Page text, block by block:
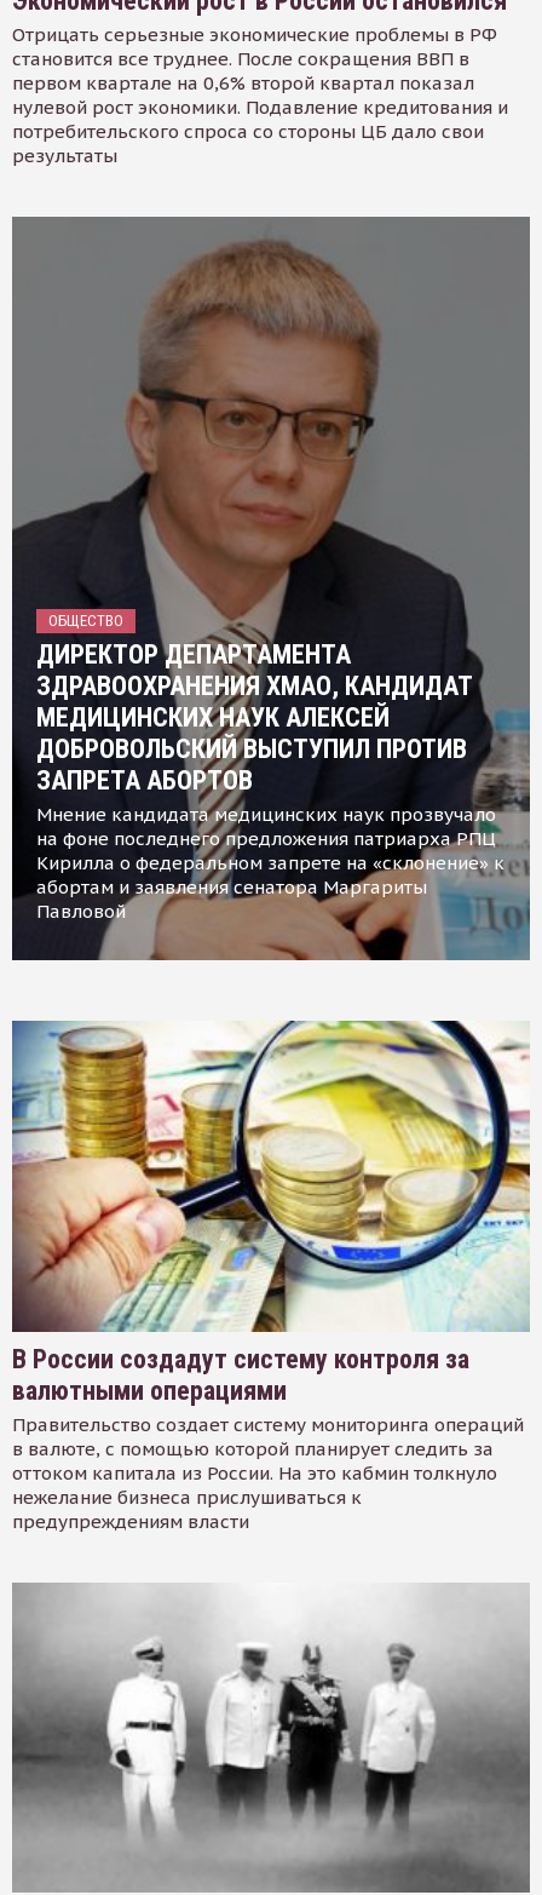
Отрицать серьезные экономические проблемы в РФ
становится все труднее. После сокращения ВВП в
первом квартале на 0,6% второй квартал показал
нулевой рост экономики. Подавление кредитования и
потребительского спроса со стороны ЦБ дало свои
результаты
ОБЩЕСТВО
ДИРЕКТОР ДЕПАРТАМЕНТА
ЗДРАВООХРАНЕНИЯ ХМАО, КАНДИДАТ
МЕДИЦИНСКИХ НАУК АЛЕКСЕЙ
ДОБРОВОЛЬСКИЙ ВЫСТУПИЛ ПРОТИВ
ЗАПРЕТА АБОРТОВ
Мнение кандидата медицинских наук прозвучало
на фоне последнего предложения патриарха РПЦ
Кирилла о федеральном запрете на «склонение» к
абортам и заявления сенатора Маргариты
Павловой
В России создадут систему контроля за
валютными операциями
Правительство создает систему мониторинга операций
в валюте, с помощью которой планирует следить за
оттоком капитала из России. На это кабмин толкнуло
нежелание бизнеса прислушиваться к
предупреждениям власти